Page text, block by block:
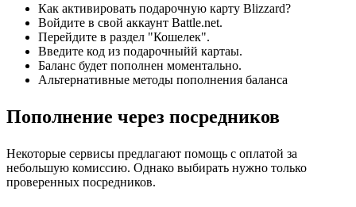
Как активировать подарочную карту Blizzard?
Войдите в свой аккаунт Battle.net.
Перейдите в раздел "Кошелек".
Введите код из подарочныйй картаы.
Баланс будет пополнен моментально.
Альтернативные методы пополнения баланса
Пополнение через посредников
Некоторые сервисы предлагают помощь с оплатой за
небольшую комиссию. Однако выбирать нужно только
проверенных посредников.